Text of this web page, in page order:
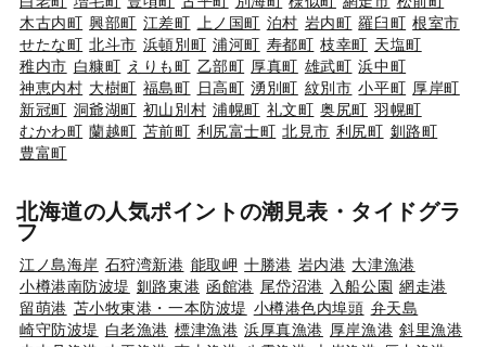
木古内町 興部町 江差町 上ノ国町 泊村 岩内町 羅臼町 根室市
せたな町 北斗市 浜頓別町 浦河町 寿都町 枝幸町 天塩町
稚内市 白糠町 えりも町 乙部町 厚真町 雄武町 浜中町
神恵内村 大樹町 福島町 日高町 湧別町 紋別市 小平町 厚岸町
新冠町 洞爺湖町 初山別村 浦幌町 礼文町 奥尻町 羽幌町
むかわ町 蘭越町 苫前町 利尻富士町 北見市 利尻町 釧路町
豊富町
北海道の人気ポイントの潮見表・タイドグラ
フ
江ノ島海岸 石狩湾新港 能取岬 十勝港 岩内港 大津漁港
小樽港南防波堤 釧路東港 函館港 尾岱沼港 入船公園 網走港
留萌港 苫小牧東港・一本防波堤 小樽港色内埠頭 弁天島
崎守防波堤 白老漁港 標津漁港 浜厚真漁港 厚岸漁港 斜里漁港